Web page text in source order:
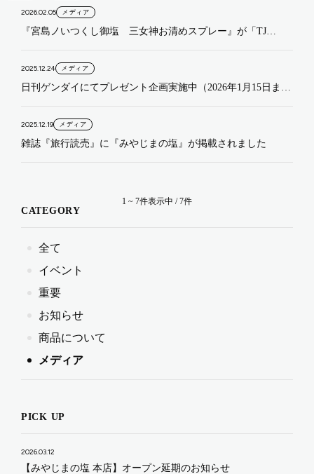
2026.02.05
メディア
『宮島ノいつくし御塩 三女神お清めスプレー』が「TJ
2025.12.24
メディア
日刊ゲンダイにてプレゼント企画実施中（2026年1月15日ま
2025.12.19
メディア
雑誌『旅行読売』に『みやじまの塩』が掲載されました
1 ~ 7件表示中 / 7件
CATEGORY
全て
イベント
重要
お知らせ
商品について
メディア
PICK UP
2026.03.12
【みやじまの塩 本店】オープン延期のお知らせ